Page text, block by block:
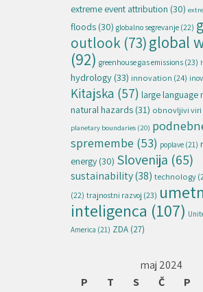
extreme event attribution (30)
floods (30) globalno segrevanje (22)
outlook (73)global
(92) greenhouse gas emissions (23)
hydrology(33) innovation (24)
Kitajska (57) large language
natural hazards (31) obnovljivi viri
planetary boundaries (20)
spremembe (53) poplave (21)
energy (30) Slovenija (65)
sustainability(38) technology
(22) trajnostni razvoj (23)
inteligenca (107)
America (21) ZDA (27)
maj 2024
P
T S Č P